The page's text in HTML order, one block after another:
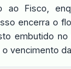
ao Fisco,
encerra o
embutido no
vencimento